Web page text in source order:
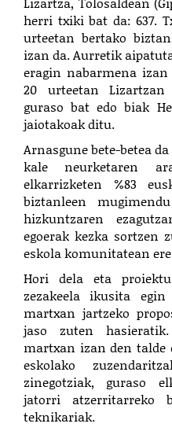
herri txiki bat da: 637.
urteetan bertako
izan da. Aurretik
eragin nabarmena
20 urteetan Lizartzan
guraso bat edo biak
jaiotakoak ditu.
Arnasgune bete-betea
kale neurketaren
elkarrizketen %83
biztanleen
hizkuntzaren
egoerak kezka sortzen
eskola komunitatean
Hori dela eta
zezakeela ikusita
martxan jartzeko
jaso zuten
martxan izan den talde
eskolako
zinegotziak, guraso
jatorri atzerritarreko
teknikariak.